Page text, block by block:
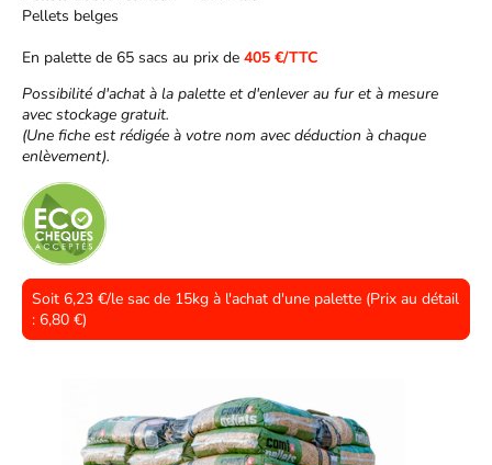
Pellets belges
En palette de 65 sacs au prix de 405 €/TTC
Possibilité d'achat à la palette et d'enlever au fur et à mesure
avec stockage gratuit.
(Une fiche est rédigée à votre nom avec déduction à chaque
enlèvement).
Soit 6,23 €/le sac de 15kg à l'achat d'une palette (Prix au détail
: 6,80 €)